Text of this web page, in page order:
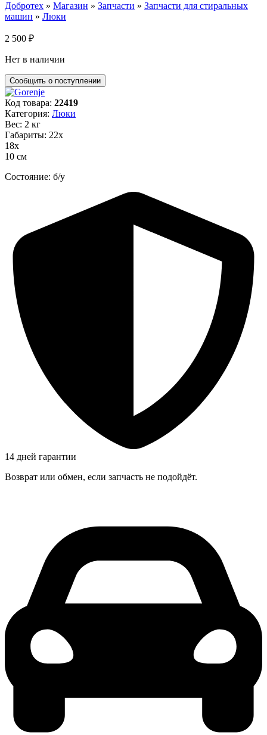
Добротех » Магазин » Запчасти » Запчасти для стиральных
машин » Люки
2 500 ₽
Нет в наличии
Код товара: 22419
Категория: Люки
Вес: 2 кг
Габариты: 22х
18х
10 см
Состояние: б/у
14 дней гарантии
Возврат или обмен, если запчасть не подойдёт.